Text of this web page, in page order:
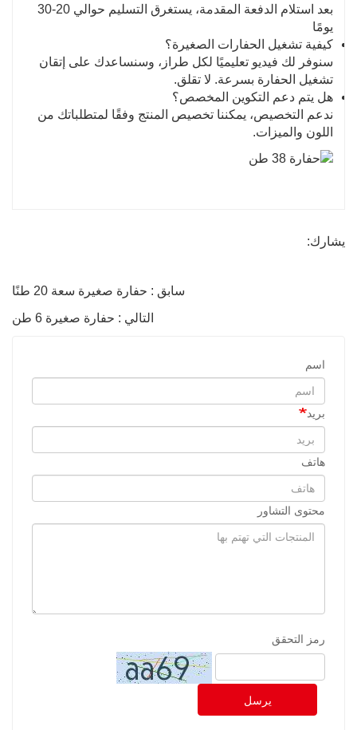
بعد استلام الدفعة المقدمة، يستغرق التسليم حوالي 20-30
يومًا
كيفية تشغيل الحفارات الصغيرة؟
سنوفر لك فيديو تعليميًا لكل طراز، وسنساعدك على إتقان
تشغيل الحفارة بسرعة. لا تقلق.
هل يتم دعم التكوين المخصص؟
ندعم التخصيص، يمكننا تخصيص المنتج وفقًا لمتطلباتك من
اللون والميزات.
يشارك:
سابق : حفارة صغيرة سعة 20 طنًا
التالي : حفارة صغيرة 6 طن
اسم
بريد
هاتف
محتوى التشاور
رمز التحقق
يرسل